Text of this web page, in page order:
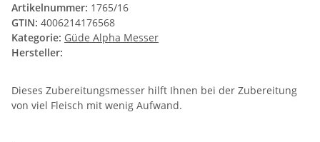
Artikelnummer: 1765/16
GTIN: 4006214176568
Kategorie: Güde Alpha Messer
Hersteller:
Dieses Zubereitungsmesser hilft Ihnen bei der Zubereitung
von viel Fleisch mit wenig Aufwand.